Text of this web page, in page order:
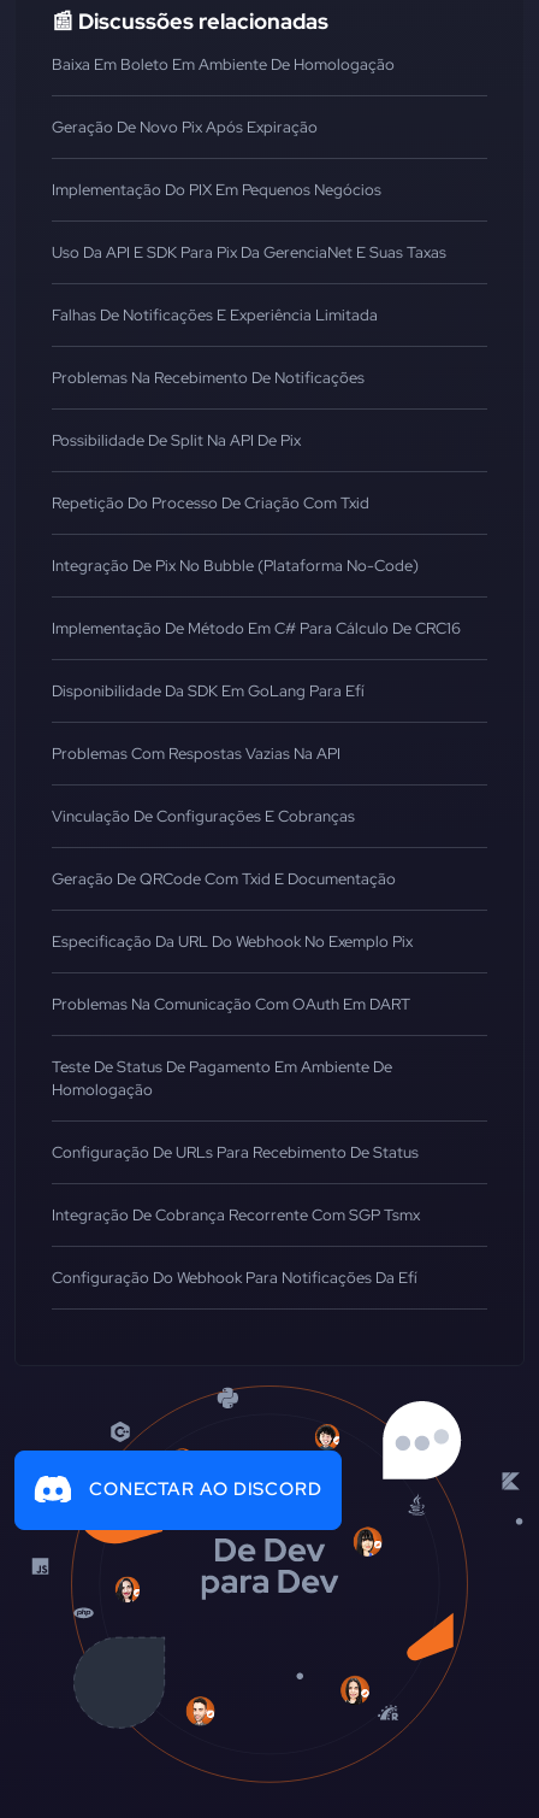
📰 Discussões relacionadas
Baixa Em Boleto Em Ambiente De Homologação
Geração De Novo Pix Após Expiração
Implementação Do PIX Em Pequenos Negócios
Uso Da API E SDK Para Pix Da GerenciaNet E Suas Taxas
Falhas De Notificações E Experiência Limitada
Problemas Na Recebimento De Notificações
Possibilidade De Split Na API De Pix
Repetição Do Processo De Criação Com Txid
Integração De Pix No Bubble (Plataforma No-Code)
Implementação De Método Em C# Para Cálculo De CRC16
Disponibilidade Da SDK Em GoLang Para Efí
Problemas Com Respostas Vazias Na API
Vinculação De Configurações E Cobranças
Geração De QRCode Com Txid E Documentação
Especificação Da URL Do Webhook No Exemplo Pix
Problemas Na Comunicação Com OAuth Em DART
Teste De Status De Pagamento Em Ambiente De
Homologação
Configuração De URLs Para Recebimento De Status
Integração De Cobrança Recorrente Com SGP Tsmx
Configuração Do Webhook Para Notificações Da Efí
CONECTAR AO DISCORD